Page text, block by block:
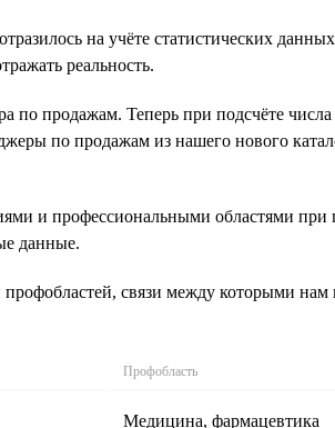
на учёте статистических
реальность.
по продажам. Теперь при подсчёте
по продажам из нашего нового
и профессиональными областями при
данные.
связи между которыми
Профобласть
Медицина, фармацевтика